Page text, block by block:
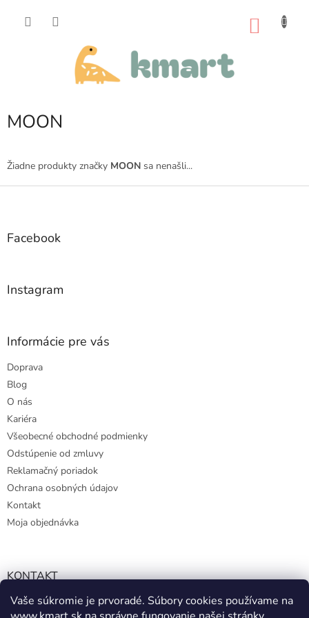
Vaše súkromie je prvoradé. Súbory cookies používame na
MOON
Žiadne produkty značky MOON sa nenašli...
Z
Facebook
Instagram
Informácie pre vás
Doprava
Blog
O nás
Kariéra
Všeobecné obchodné podmienky
Odstúpenie od zmluvy
Reklamačný poriadok
Ochrana osobných údajov
Kontakt
Moja objednávka
KONTAKT
info@kmart.sk